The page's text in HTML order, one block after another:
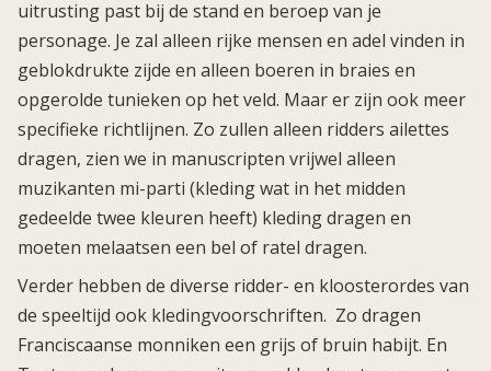
uitrusting past bij de stand en beroep van je
personage. Je zal alleen rijke mensen en adel vinden in
geblokdrukte zijde en alleen boeren in braies en
opgerolde tunieken op het veld. Maar er zijn ook meer
specifieke richtlijnen. Zo zullen alleen ridders ailettes
dragen, zien we in manuscripten vrijwel alleen
muzikanten mi-parti (kleding wat in het midden
gedeelde twee kleuren heeft) kleding dragen en
moeten melaatsen een bel of ratel dragen.
Verder hebben de diverse ridder- en kloosterordes van
de speeltijd ook kledingvoorschriften. Zo dragen
Franciscaanse monniken een grijs of bruin habijt. En